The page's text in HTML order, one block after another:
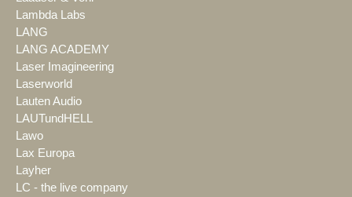
Lambda Labs
LANG
LANG ACADEMY
Laser Imagineering
Laserworld
Lauten Audio
LAUTundHELL
Lawo
Lax Europa
Layher
LC - the live company